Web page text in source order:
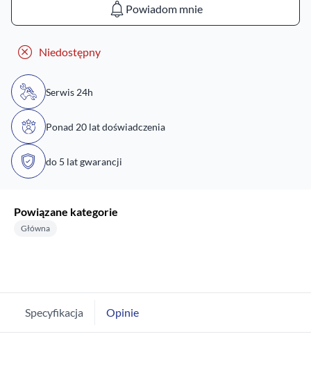
Powiadom mnie
Niedostępny
Serwis 24h
Ponad 20 lat doświadczenia
do 5 lat gwarancji
Powiązane kategorie
Główna
Specyfikacja Opinie